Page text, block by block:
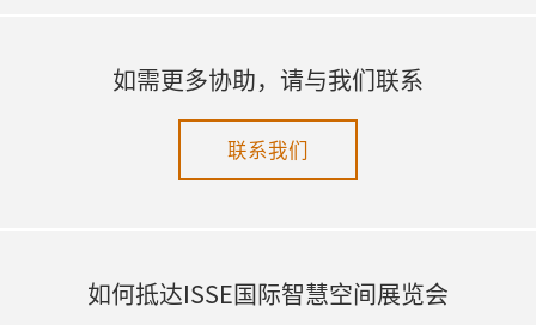
如需更多协助，请与我们联系
联系我们
如何抵达ISSE国际智慧空间展览会